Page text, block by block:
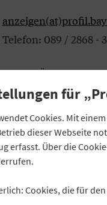
Telefon: 089 / 2868 -
WEITERFÜHRENDE
Die Mediadaten 2026
Die Webseite des
für
Cookies. Mit
dieser Webseite
erfasst. Über die
Cookies, die für